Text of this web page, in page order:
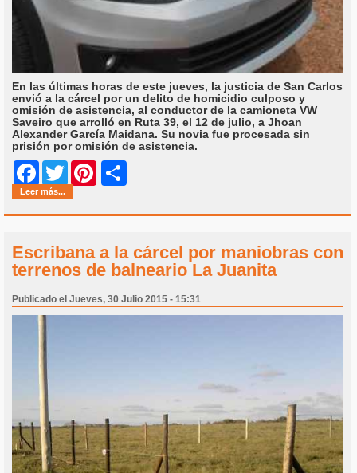
En las últimas horas de este jueves, la justicia de San Carlos
envió a la cárcel por un delito de homicidio culposo y
omisión de asistencia, al conductor de la camioneta VW
Saveiro que arrolló en Ruta 39, el 12 de julio, a Jhoan
Alexander García Maidana. Su novia fue procesada sin
prisión por omisión de asistencia.
Facebook
Twitter Pinterest
Leer más...
Escribana a la cárcel por maniobras con
terrenos de balneario La Juanita
Publicado el Jueves, 30 Julio 2015 - 15:31